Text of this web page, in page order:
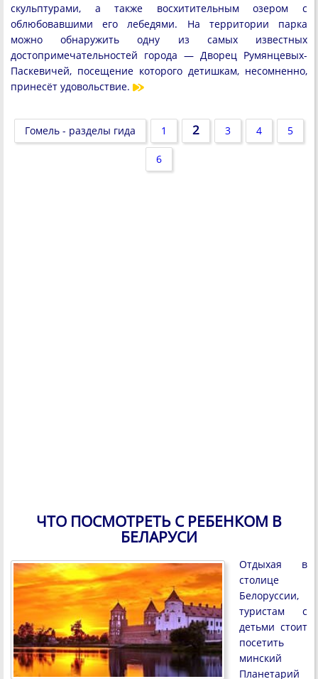
скульптурами, а также восхитительным озером с
облюбовавшими его лебедями. На территории парка
можно обнаружить одну из самых известных
достопримечательностей города — Дворец Румянцевых-
Паскевичей, посещение которого детишкам, несомненно,
принесёт удовольствие.
Гомель - разделы гида 1 2 3 4 5
6
ЧТО ПОСМОТРЕТЬ С РЕБЕНКОМ В
БЕЛАРУСИ
Отдыхая в
столице
Белоруссии,
туристам с
детьми стоит
посетить
минский
Планетарий